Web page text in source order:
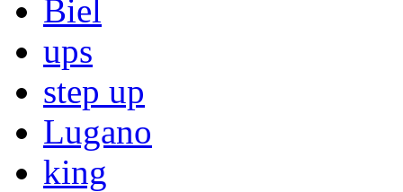
Biel
ups
step up
Lugano
king